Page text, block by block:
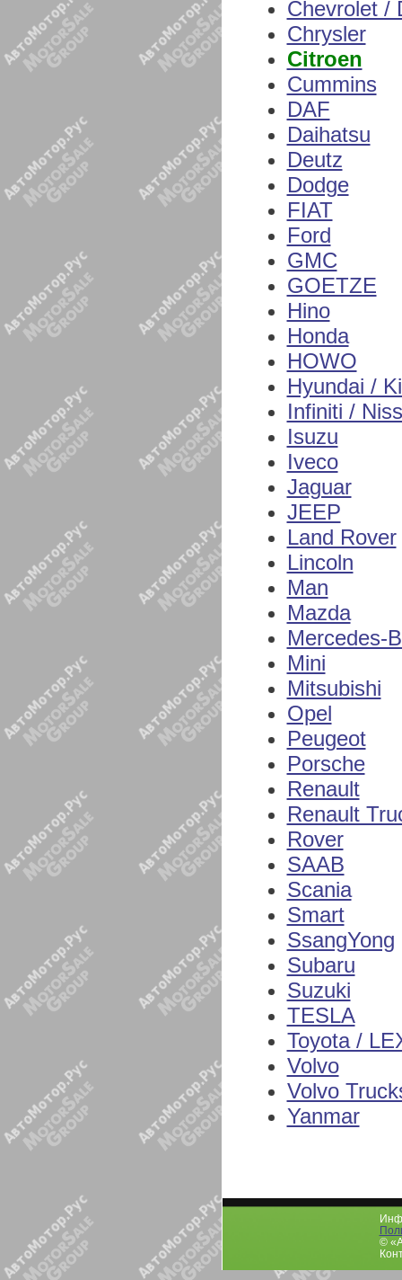
Chevrolet /
Chrysler
Citroen
Cummins
DAF
Daihatsu
Deutz
Dodge
FIAT
Ford
GMC
GOETZE
Hino
Honda
HOWO
Hyundai /
Infiniti /
Isuzu
Iveco
Jaguar
JEEP
Land Rover
Lincoln
Man
Mazda
Mercedes-
Mini
Mitsubishi
Opel
Peugeot
Porsche
Renault
Renault
Rover
SAAB
Scania
Smart
SsangYong
Subaru
Suzuki
TESLA
Toyota /
Volvo
Volvo
Yanmar
©